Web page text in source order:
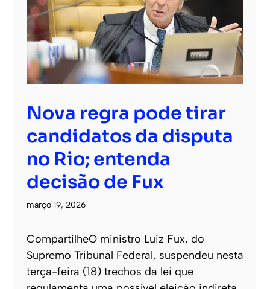
Nova regra pode tirar
candidatos da disputa
no Rio; entenda
decisão de Fux
março 19, 2026
CompartilheO ministro Luiz Fux, do
Supremo Tribunal Federal, suspendeu nesta
terça-feira (18) trechos da lei que